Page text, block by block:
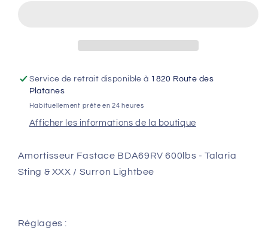
&amp;
/
Surron
&amp;
/
Surron
Service de retrait disponible à 1820 Route des
Platanes
Habituellement prête en 24 heures
Afficher les informations de la boutique
Amortisseur Fastace BDA69RV 600lbs - Talaria
Sting & XXX / Surron Lightbee
Réglages :